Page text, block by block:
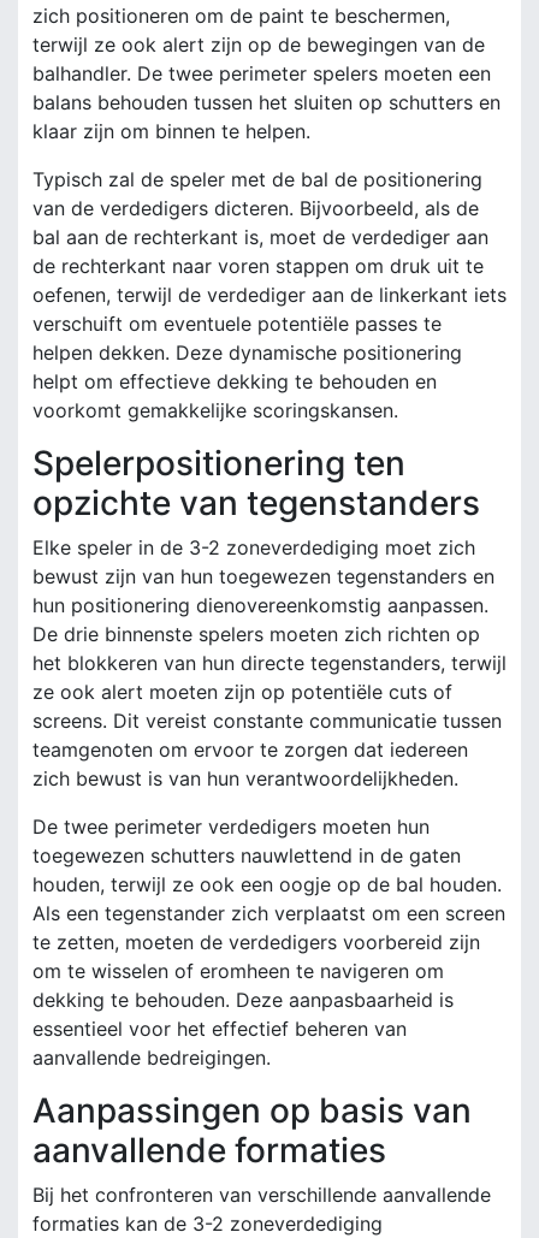
zich positioneren om de paint te beschermen,
terwijl ze ook alert zijn op de bewegingen van de
balhandler. De twee perimeter spelers moeten een
balans behouden tussen het sluiten op schutters en
klaar zijn om binnen te helpen.
Typisch zal de speler met de bal de positionering
van de verdedigers dicteren. Bijvoorbeeld, als de
bal aan de rechterkant is, moet de verdediger aan
de rechterkant naar voren stappen om druk uit te
oefenen, terwijl de verdediger aan de linkerkant iets
verschuift om eventuele potentiële passes te
helpen dekken. Deze dynamische positionering
helpt om effectieve dekking te behouden en
voorkomt gemakkelijke scoringskansen.
Spelerpositionering ten
opzichte van tegenstanders
Elke speler in de 3-2 zoneverdediging moet zich
bewust zijn van hun toegewezen tegenstanders en
hun positionering dienovereenkomstig aanpassen.
De drie binnenste spelers moeten zich richten op
het blokkeren van hun directe tegenstanders, terwijl
ze ook alert moeten zijn op potentiële cuts of
screens. Dit vereist constante communicatie tussen
teamgenoten om ervoor te zorgen dat iedereen
zich bewust is van hun verantwoordelijkheden.
De twee perimeter verdedigers moeten hun
toegewezen schutters nauwlettend in de gaten
houden, terwijl ze ook een oogje op de bal houden.
Als een tegenstander zich verplaatst om een screen
te zetten, moeten de verdedigers voorbereid zijn
om te wisselen of eromheen te navigeren om
dekking te behouden. Deze aanpasbaarheid is
essentieel voor het effectief beheren van
aanvallende bedreigingen.
Aanpassingen op basis van
aanvallende formaties
Bij het confronteren van verschillende aanvallende
formaties kan de 3-2 zoneverdediging